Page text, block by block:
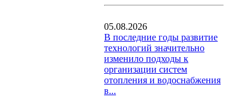
05.08.2026
В последние годы развитие
технологий значительно
изменило подходы к
организации систем
отопления и водоснабжения
в...